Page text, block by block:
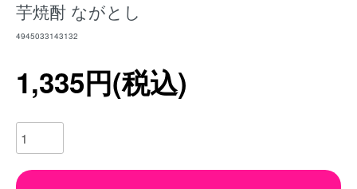
芋焼酎 ながとし
4945033143132
1,335円(税込)